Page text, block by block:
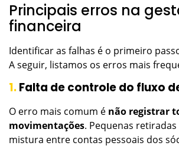
Principais erros na
financeira
Identificar as falhas é o primeiro
A seguir, listamos os erros mais
1. Falta de controle do fluxo
O erro mais comum é não registrar
movimentações. Pequenas
mistura entre contas pessoais dos